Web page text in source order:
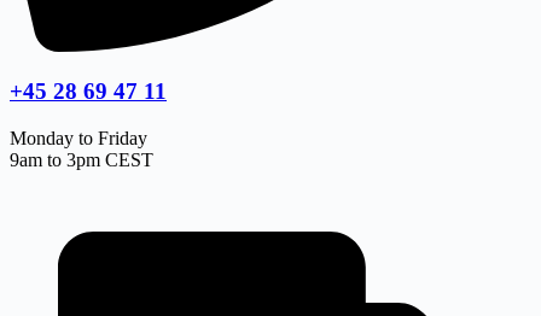
+45 28 69 47 11
Monday to Friday
9am to 3pm CEST